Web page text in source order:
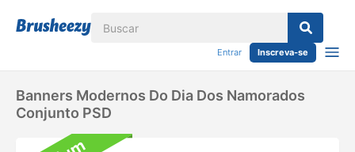
Entrar Inscreva-se
Banners Modernos Do Dia Dos Namorados
Conjunto PSD